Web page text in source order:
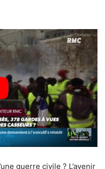
guerre civile ? L’avenir